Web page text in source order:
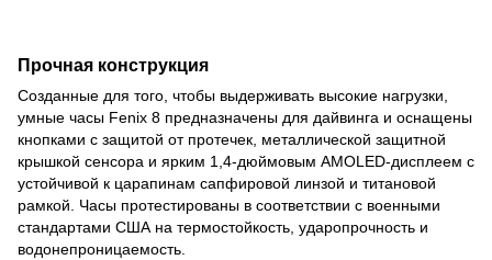
Прочная конструкция
Созданные для того, чтобы выдерживать высокие нагрузки,
умные часы Fenix 8 предназначены для дайвинга и оснащены
кнопками с защитой от протечек, металлической защитной
крышкой сенсора и ярким 1,4-дюймовым AMOLED-дисплеем с
устойчивой к царапинам сапфировой линзой и титановой
рамкой. Часы протестированы в соответствии с военными
стандартами США на термостойкость, ударопрочность и
водонепроницаемость.